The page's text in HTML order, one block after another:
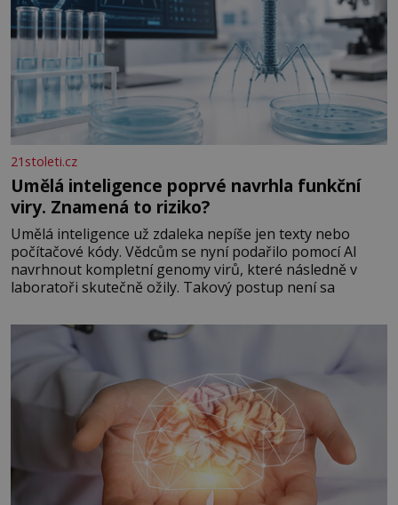
21stoleti.cz
Umělá inteligence poprvé navrhla funkční
viry. Znamená to riziko?
Umělá inteligence už zdaleka nepíše jen texty nebo
počítačové kódy. Vědcům se nyní podařilo pomocí AI
navrhnout kompletní genomy virů, které následně v
laboratoři skutečně ožily. Takový postup není sa